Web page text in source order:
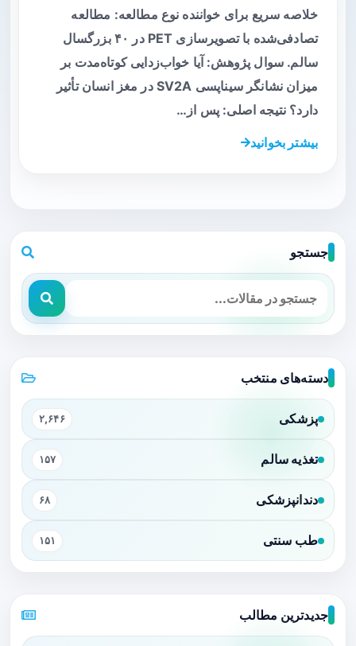
خلاصه سریع برای خواننده نوع مطالعه: مطالعه
تصادفی‌شده با تصویرسازی PET در ۴۰ بزرگسال
سالم. سوال پژوهش: آیا خواب‌زدایی کوتاه‌مدت بر
میزان نشانگر سیناپسی SV2A در مغز انسان تأثیر
دارد؟ نتیجه اصلی: پس از…
بیشتر بخوانید
جستجو
دسته‌های منتخب
پزشکی ۲,۶۴۶
تغذیه سالم ۱۵۷
دندانپزشکی ۶۸
طب سنتی ۱۵۱
جدیدترین مطالب